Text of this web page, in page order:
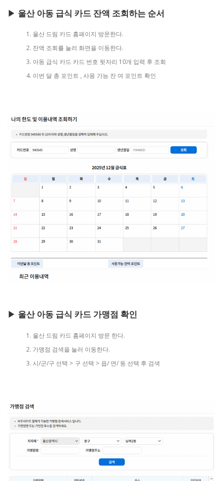
▶ 울산 아동 급식 카드 잔액 조회하는 순서
울산 드림 카드 홈페이지 방문한다.
잔액 조회를 눌러 화면을 이동한다.
아동 급식 카드 카드 번호 뒷자리 10개 입력 후 조회
이번 달 총 포인트 , 사용 가능 잔 여 포인트 확인
▶ 울산 아동 급식 카드 가맹점 확인
울산 드림 카드 홈페이지 방문 한다.
가맹점 검색을 눌러 이동한다.
시/군/구 선택 > 구 선택 > 읍/ 면/ 동 선택 후 검색